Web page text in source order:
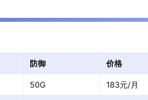
防御 价格
50G 183元/月